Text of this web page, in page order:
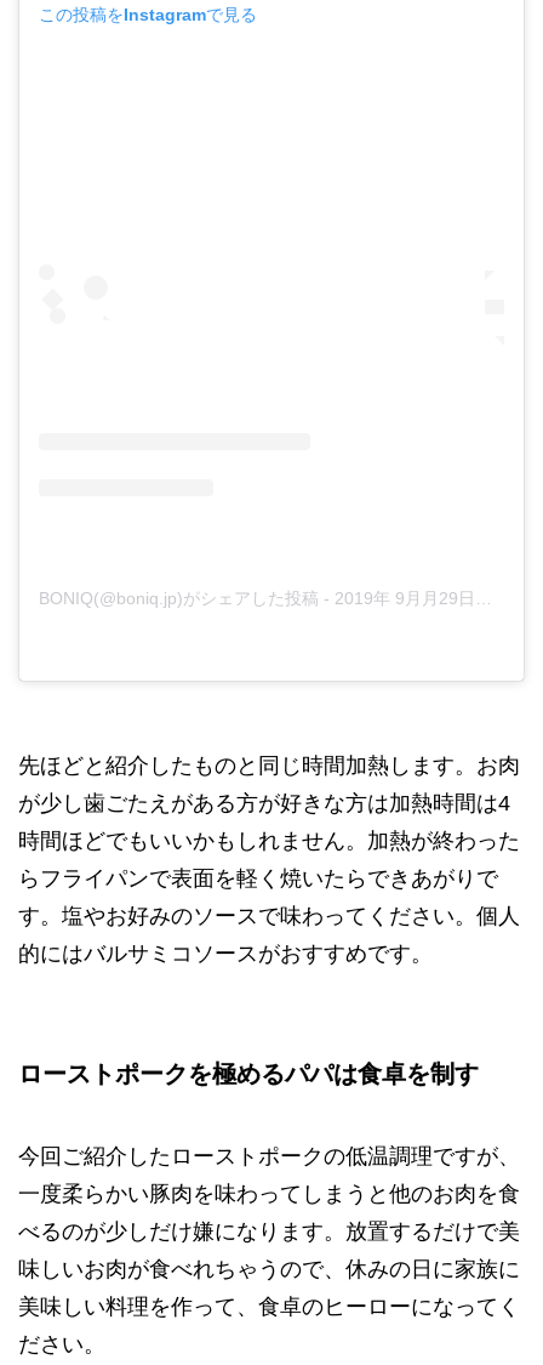
この投稿をInstagramで見る
BONIQ(@boniq.jp)がシェアした投稿 - 2019年 9月月29日午前2時51分PDT
先ほどと紹介したものと同じ時間加熱します。お肉
が少し歯ごたえがある方が好きな方は加熱時間は4
時間ほどでもいいかもしれません。加熱が終わった
らフライパンで表面を軽く焼いたらできあがりで
す。塩やお好みのソースで味わってください。個人
的にはバルサミコソースがおすすめです。
ローストポークを極めるパパは食卓を制す
今回ご紹介したローストポークの低温調理ですが、
一度柔らかい豚肉を味わってしまうと他のお肉を食
べるのが少しだけ嫌になります。放置するだけで美
味しいお肉が食べれちゃうので、休みの日に家族に
美味しい料理を作って、食卓のヒーローになってく
ださい。